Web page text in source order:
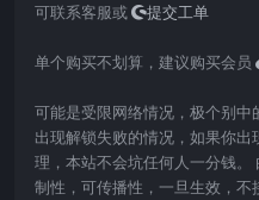
可联系客服或
提交工单
单个购买不划算，建议购买会员
可能是受限网络情况，极个别
出现解锁失败的情况，如果你
理，本站不会坑任何人一分钱。
制性，可传播性，一旦生效，不